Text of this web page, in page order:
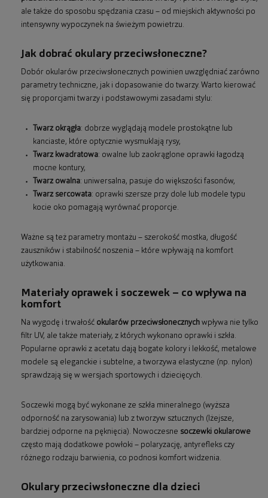
ale także do sposobu spędzania czasu – od miejskich aktywności po
intensywny wypoczynek na świeżym powietrzu.
Jak dobrać okulary przeciwsłoneczne?
Dobór okularów przeciwsłonecznych powinien uwzględniać zarówno
parametry techniczne, jak i dopasowanie do twarzy. Warto kierować
się proporcjami twarzy i podstawowymi zasadami stylu:
Twarz okrągła: dobrze wyglądają modele prostokątne lub
kanciaste, które optycznie wysmuklają rysy,
Twarz kwadratowa: owalne lub zaokrąglone oprawki łagodzą
mocne kontury,
Twarz owalna: uniwersalna, pasuje do większości fasonów,
Twarz sercowata: oprawki szersze przy dole lub modele typu
kocie oko pomagają wyrównać proporcje.
Ważne są też parametry montażu – szerokość mostka, długość
zauszników i stabilność noszenia – które wpływają na komfort
użytkowania.
Materiały oprawek i soczewek – co wpływa na
komfort
Na wygodę i trwałość okularów przeciwsłonecznych wpływa nie tylko
filtr UV, ale także materiały, z których wykonano oprawki i szkła.
Popularne oprawki z acetatu dają bogate kolory i lekkość, metalowe
modele są eleganckie i subtelne, a tworzywa elastyczne (np. nylon)
sprawdzają się w wersjach sportowych i dziecięcych.
Soczewki mogą być wykonane ze szkła mineralnego (wyższa
odporność na zarysowania) lub z tworzyw sztucznych (lżejsze,
bardziej odporne na pęknięcia). Nowoczesne soczewki okularowe
często mają dodatkowe powłoki – polaryzację, antyrefleks czy
różnego rodzaju barwienia, co podnosi komfort widzenia.
Okulary przeciwsłoneczne dla dzieci